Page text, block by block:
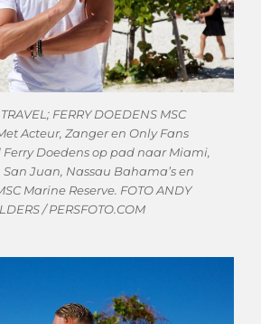
FERRY DOEDENS MSC
Acteur, Zanger en Only Fans
Doedens op pad naar Miami,
Juan, Nassau Bahama’s en
Marine Reserve. FOTO ANDY
/ PERSFOTO.COM